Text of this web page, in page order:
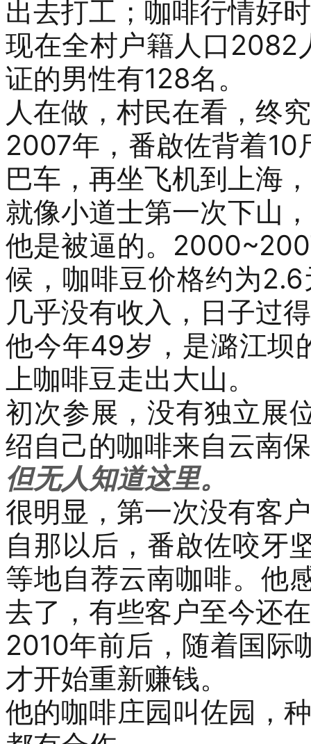
出去打工 ； 咖啡行情好时
现在全村户籍人口 2082
证的男性有128名。
人在做，村民在看，终
2007年， 番啟佐背着10
巴车，再坐飞机到上海 ，
就像小道士第一次下山
他是被逼的。 2000~
候，咖啡豆价格约为2.6
几乎没有收入，日子过
他今年49岁，是潞江坝
上咖啡豆走出大山。
初次参展，没有独立展
绍自己的咖啡来自云南
但无人知道这里。
很明显，第一次没有客
自那以后，番啟佐咬牙
等地自荐云南咖啡。 他
去了，有些客户至今还
2010年前后，随着国际
才开始重新赚钱。
他的咖啡庄园叫佐园，